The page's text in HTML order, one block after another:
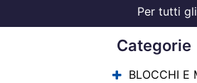
Per tutti
Categorie
BLOCCHI E